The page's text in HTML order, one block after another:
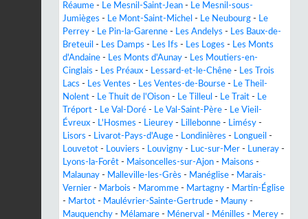
Réaume - Le Mesnil-Saint-Jean - Le Mesnil-sous-
Jumièges - Le Mont-Saint-Michel - Le Neubourg - Le
Perrey - Le Pin-la-Garenne - Les Andelys - Les Baux-de-
Breteuil - Les Damps - Les Ifs - Les Loges - Les Monts
d'Andaine - Les Monts d'Aunay - Les Moutiers-en-
Cinglais - Les Préaux - Lessard-et-le-Chêne - Les Trois
Lacs - Les Ventes - Les Ventes-de-Bourse - Le Theil-
Nolent - Le Thuit de l'Oison - Le Tilleul - Le Trait - Le
Tréport - Le Val-Doré - Le Val-Saint-Père - Le Vieil-
Évreux - L'Hosmes - Lieurey - Lillebonne - Limésy -
Lisors - Livarot-Pays-d'Auge - Londinières - Longueil -
Louvetot - Louviers - Louvigny - Luc-sur-Mer - Luneray -
Lyons-la-Forêt - Maisoncelles-sur-Ajon - Maisons -
Malaunay - Malleville-les-Grès - Manéglise - Marais-
Vernier - Marbois - Maromme - Martagny - Martin-Église
- Martot - Maulévrier-Sainte-Gertrude - Mauny -
Mauquenchy - Mélamare - Ménerval - Ménilles - Merey -